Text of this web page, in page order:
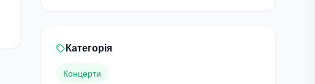
Категорія
Концерти